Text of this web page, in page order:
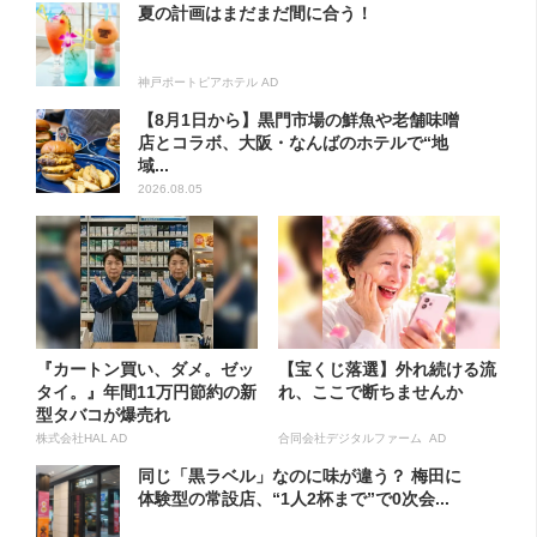
夏の計画はまだまだ間に合う！
神戸ポートピアホテル AD
【8月1日から】黒門市場の鮮魚や老舗味噌
店とコラボ、大阪・なんばのホテルで“地
域...
2026.08.05
『カートン買い、ダメ。ゼッ
タイ。』年間11万円節約の新
型タバコが爆売れ
株式会社HAL AD
【宝くじ落選】外れ続ける流
れ、ここで断ちませんか
合同会社デジタルファーム AD
同じ「黒ラベル」なのに味が違う？ 梅田に
体験型の常設店、“1人2杯まで”で0次会...